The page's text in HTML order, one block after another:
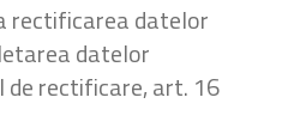
rectificarea datelor
datelor
de rectificare, art. 16